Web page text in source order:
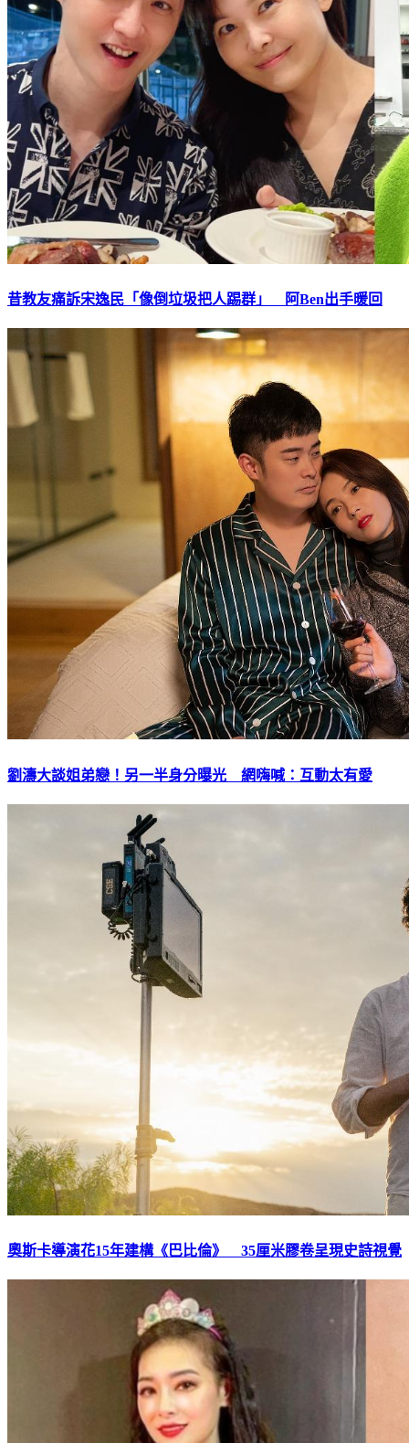
昔教友痛訴宋逸民「像倒垃圾把人踢群」 阿Ben出手暖回
劉濤大談姐弟戀！另一半身分曝光 網嗨喊：互動太有愛
奧斯卡導演花15年建構《巴比倫》 35厘米膠卷呈現史詩視覺